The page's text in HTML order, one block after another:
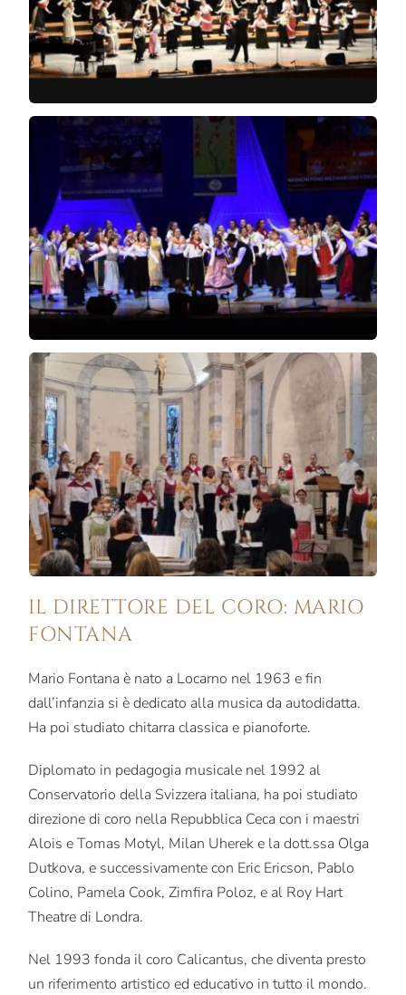
IL DIRETTORE DEL CORO: MARIO
FONTANA
Mario Fontana è nato a Locarno nel 1963 e fin
dall’infanzia si è dedicato alla musica da autodidatta.
Ha poi studiato chitarra classica e pianoforte.
Diplomato in pedagogia musicale nel 1992 al
Conservatorio della Svizzera italiana, ha poi studiato
direzione di coro nella Repubblica Ceca con i maestri
Alois e Tomas Motyl, Milan Uherek e la dott.ssa Olga
Dutkova, e successivamente con Eric Ericson, Pablo
Colino, Pamela Cook, Zimfira Poloz, e al Roy Hart
Theatre di Londra.
Nel 1993 fonda il coro Calicantus, che diventa presto
un riferimento artistico ed educativo in tutto il mondo.